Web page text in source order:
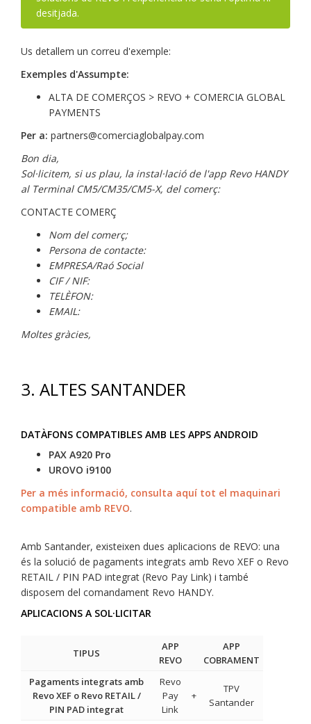
desitjada.
Us detallem un correu d'exemple:
Exemples d'Assumpte:
ALTA DE COMERÇOS > REVO + COMERCIA GLOBAL
PAYMENTS
Per a: partners@comerciaglobalpay.com
Bon dia,
Sol·licitem, si us plau, la instal·lació de l'app Revo HANDY
al Terminal CM5/CM35/CM5-X, del comerç:
CONTACTE COMERÇ
Nom del comerç;
Persona de contacte:
EMPRESA/Raó Social
CIF / NIF:
TELÈFON:
EMAIL:
Moltes gràcies,
3. ALTES SANTANDER
DATÀFONS COMPATIBLES AMB LES APPS ANDROID
PAX A920 Pro
UROVO i9100
Per a més informació, consulta aquí tot el maquinari
compatible amb REVO.
Amb Santander, existeixen dues aplicacions de REVO: una
és la solució de pagaments integrats amb Revo XEF o Revo
RETAIL / PIN PAD integrat (Revo Pay Link) i també
disposem del comandament Revo HANDY.
APLICACIONS A SOL·LICITAR
TIPUS
APP
REVO
APP
COBRAMENT
Pagaments integrats amb
Revo XEF o Revo RETAIL /
PIN PAD integrat
Revo
Pay
Link
+
TPV
Santander